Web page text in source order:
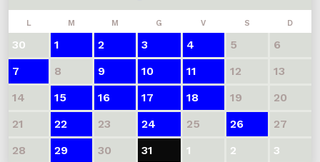
L M M G V S D
30 1 2 3 4 5
6
7
8 9 10 11 12
13
14
15 16 17 18 19
20
21
22 23 24 25 26
27
28
29 30 31 1 2 3